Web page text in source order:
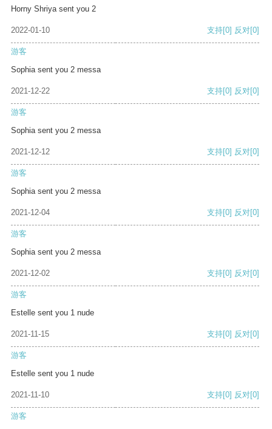
Horny Shriya sent you 2
2022-01-10 支持[0] 反对[0]
游客
Sophia sent you 2 messa
2021-12-22 支持[0] 反对[0]
游客
Sophia sent you 2 messa
2021-12-12 支持[0] 反对[0]
游客
Sophia sent you 2 messa
2021-12-04 支持[0] 反对[0]
游客
Sophia sent you 2 messa
2021-12-02 支持[0] 反对[0]
游客
Estelle sent you 1 nude
2021-11-15 支持[0] 反对[0]
游客
Estelle sent you 1 nude
2021-11-10 支持[0] 反对[0]
游客